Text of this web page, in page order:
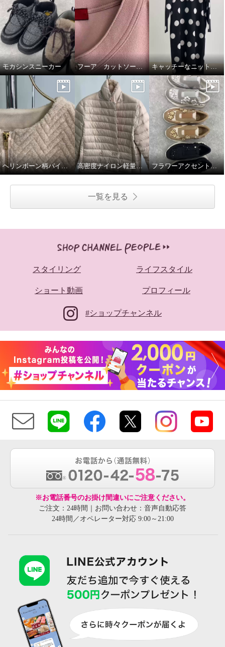
モカシンスニーカー フーア カットソープルオーバー キャッチーなニットワンピース
ヘリンボーン柄パイルジャガードジャケット 高密度ナイロン軽量ダウンジャケット フラワーアクセント軽量スリッポンシューズ
一覧を見る
スタイリング ライフスタイル
ショート動画 プロフィール
#ショップチャンネル
※お電話番号のお掛け間違いにご注意ください。
ご注文：24時間｜お問い合わせ：音声自動応答
24時間／オペレーター対応 9:00～21:00